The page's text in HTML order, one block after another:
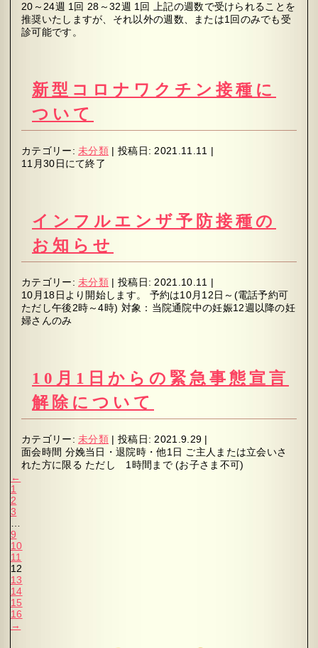
20～24週 1回 28～32週 1回 上記の週数で受けられることを
推奨いたしますが、それ以外の週数、または1回のみでも受
診可能です。
新型コロナワクチン接種に
ついて
カテゴリー:未分類 | 投稿日: 2021.11.11 |
11月30日にて終了
インフルエンザ予防接種の
お知らせ
カテゴリー:未分類 | 投稿日: 2021.10.11 |
10月18日より開始します。 予約は10月12日～(電話予約可
ただし午後2時～4時) 対象：当院通院中の妊娠12週以降の妊
婦さんのみ
10月1日からの緊急事態宣言
解除について
カテゴリー:未分類 | 投稿日: 2021.9.29 |
面会時間 分娩当日・退院時・他1日 ご主人または立会いさ
れた方に限る ただし 1時間まで (お子さま不可)
←
1
2
3
9
10
11
12
13
14
15
16
→